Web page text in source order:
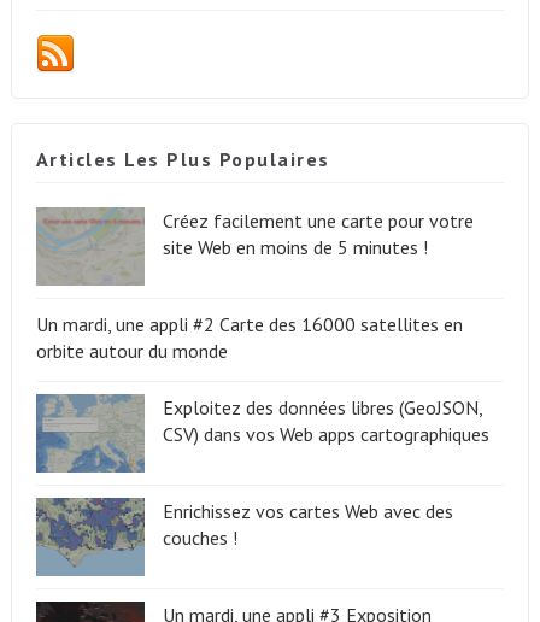
Articles Les Plus Populaires
Créez facilement une carte pour votre
site Web en moins de 5 minutes !
Un mardi, une appli #2 Carte des 16000 satellites en
orbite autour du monde
Exploitez des données libres (GeoJSON,
CSV) dans vos Web apps cartographiques
Enrichissez vos cartes Web avec des
couches !
Un mardi, une appli #3 Exposition